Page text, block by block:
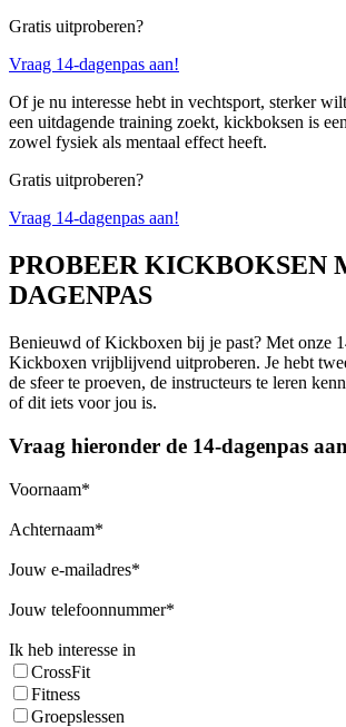
Gratis uitproberen?
Vraag 14-dagenpas aan!
Of je nu interesse hebt in vechtsport, sterker
een uitdagende training zoekt, kickboksen is
zowel fysiek als mentaal effect heeft.
Gratis uitproberen?
Vraag 14-dagenpas aan!
PROBEER KICKBOKSEN
DAGENPAS
Benieuwd of Kickboxen bij je past? Met onze
Kickboxen vrijblijvend uitproberen. Je hebt
de sfeer te proeven, de instructeurs te leren
of dit iets voor jou is.
Vraag hieronder de 14-dagenpas
Voornaam
Achternaam
Jouw e-mailadres
Jouw telefoonnummer
Ik heb interesse in
CrossFit
Fitness
Groepslessen